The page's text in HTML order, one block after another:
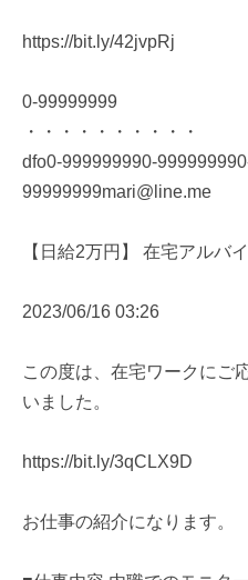
https://bit.ly/42jvpRj
0-99999999
・・・・・・・・・・
dfo0-999999990-
99999999mari@line.me
【日給2万円】 在宅アルバ
2023/06/16 03:26
この度は、在宅ワークにご
いました。
https://bit.ly/3qCLX9D
お仕事の紹介になります。